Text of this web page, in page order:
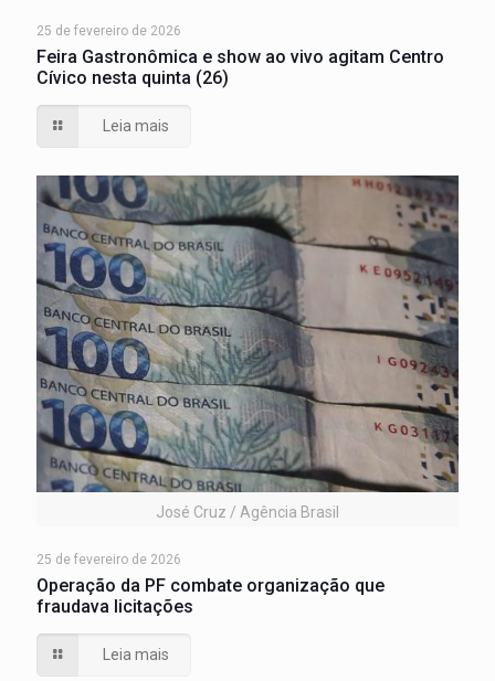
25 de fevereiro de 2026
Feira Gastronômica e show ao vivo agitam Centro
Cívico nesta quinta (26)
Leia mais
José Cruz / Agência Brasil
25 de fevereiro de 2026
Operação da PF combate organização que
fraudava licitações
Leia mais